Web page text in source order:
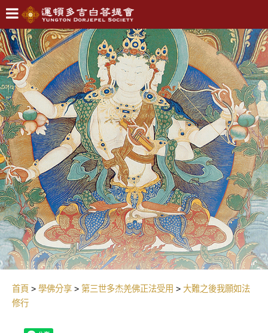
首頁 學佛分享 第三世多杰羌佛正法受用
大難之後我願如法
修行